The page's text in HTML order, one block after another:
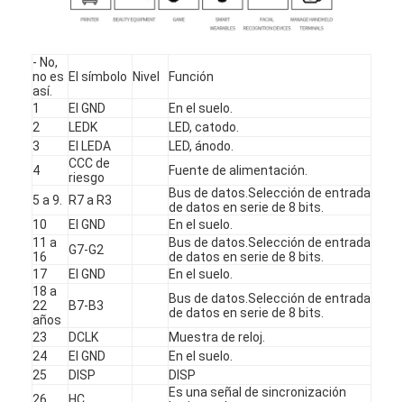
Display LCD cuadrado
Pantalla táctil LCD TFT con capacidad
Pantalla táctil LCD TFT resistiva
Display con PMoled
Display de pantalla LCD TFT
Display LCD TFT de RF
Monitor LCD industrial
Display Tft pequeño
- No,
no es
así.
El símbolo Nivel Función
1 El GND
En el suelo.
2
LEDK
LED, catodo.
3
El LEDA
LED, ánodo.
4
CCC de
riesgo
Fuente de alimentación.
5 a 9. R7 a R3
Bus de datos.Selección de entrada
de datos en serie de 8 bits.
10
El GND
En el suelo.
11 a
16
G7-G2
Bus de datos.Selección de entrada
de datos en serie de 8 bits.
17
El GND
En el suelo.
18 a
22
años
B7-B3
Bus de datos.Selección de entrada
de datos en serie de 8 bits.
23
DCLK
Muestra de reloj.
24
El GND
En el suelo.
25
DISP
DISP
Es una señal de sincronización